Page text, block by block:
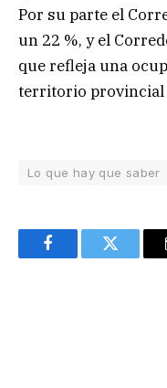
Por su parte el
un 22 %, y el
que refleja una
territorio provincial
Lo que hay que saber
FacebookTwitter